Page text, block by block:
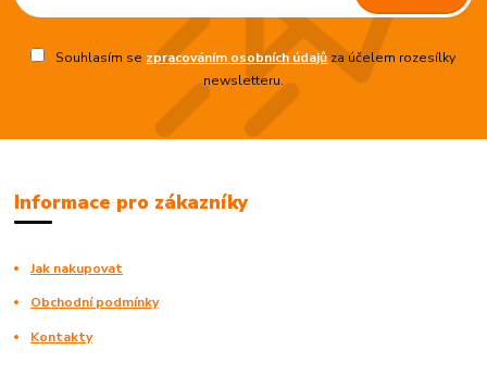
Souhlasím se zpracováním osobních údajůza účelem rozesílky
newsletteru.
Informace pro zákazníky
Jak nakupovat
Obchodní podmínky
Kontakty